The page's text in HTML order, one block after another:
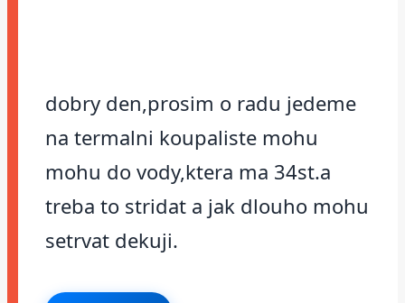
dobry den,prosim o radu jedeme
na termalni koupaliste mohu
mohu do vody,ktera ma 34st.a
treba to stridat a jak dlouho mohu
setrvat dekuji.